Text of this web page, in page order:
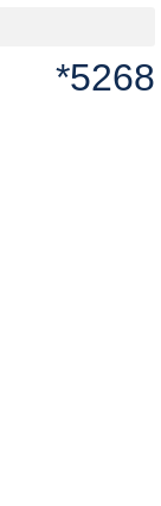
5268*